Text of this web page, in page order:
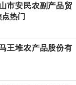
市安民农副产品贸
热门
王堆农产品股份有